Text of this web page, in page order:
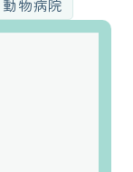
物病院